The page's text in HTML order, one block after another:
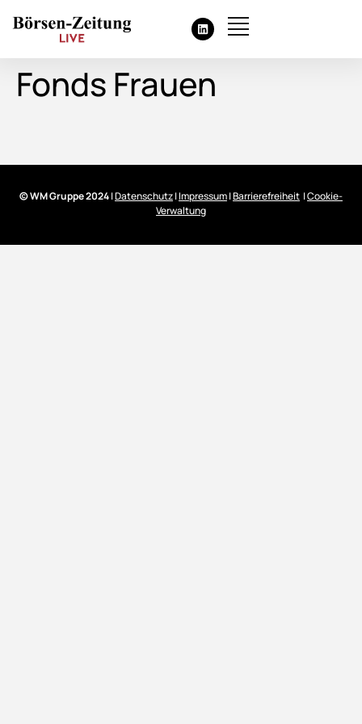
Fonds Frauen
© WM Gruppe 2024|Datenschutz|Impressum|Barrierefreiheit |Cookie-
Verwaltung